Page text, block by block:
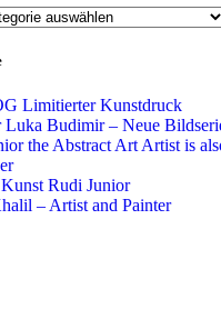
Limitierter Kunstdruck
Luka Budimir – Neue
the Abstract Art Artist is
Rudi Junior
– Artist and Painter